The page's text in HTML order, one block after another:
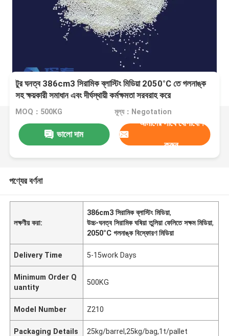
টুর ঘনত্ব 386cm3 সিরামিক ব্লাস্টিং মিডিয়া 2050°C তে গলনাঙ্ক
সহ ক্ষয়কারী সমাধান এবং দীর্ঘস্থায়ী কর্মক্ষমতা সরবরাহ করে
MOQ：500KG মূল্য：Negotation
ভালো দাম
আমাদের সাথে যোগাযোগ
করুন
পণ্যের বর্ণনা
লক্ষণীয় করা:
386cm3 সিরামিক ব্লাস্টিং মিডিয়া,
উচ্চ-ঘনত্ব সিরামিক ঘষিয়া তুলিয়া ফেলিতে সক্ষম মিডিয়া,
2050°C গলনাঙ্ক বিস্ফোরণ মিডিয়া
Delivery Time 5-15work Days
Minimum Order Q
uantity
500KG
Model Number Z210
Packaging Details 25kg/barrel,25kg/bag,1t/pallet